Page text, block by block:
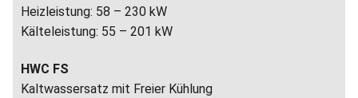
Heizleistung: 58 – 230 kW
Kälteleistung: 55 – 201 kW
HWC FS
Kaltwassersatz mit Freier Kühlung